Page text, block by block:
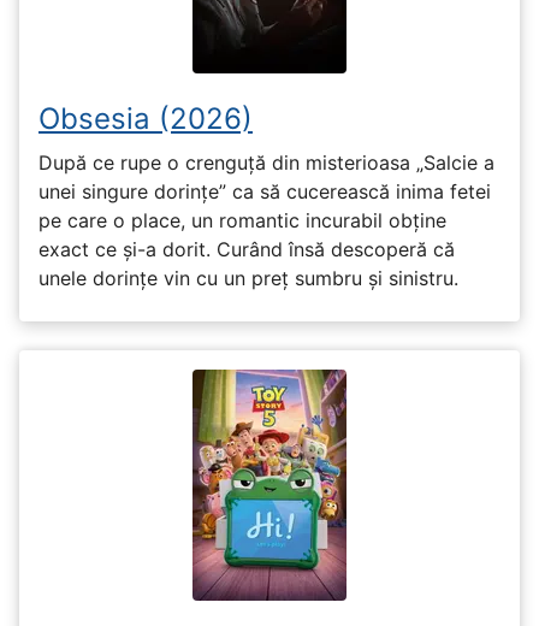
Obsesia (2026)
După ce rupe o crenguță din misterioasa „Salcie a
unei singure dorințe” ca să cucerească inima fetei
pe care o place, un romantic incurabil obține
exact ce și-a dorit. Curând însă descoperă că
unele dorințe vin cu un preț sumbru și sinistru.